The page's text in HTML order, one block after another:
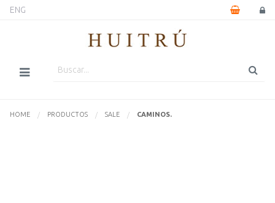
ENG
HOME PRODUCTOS SALE ACTUALMENTE:
CAMINOS.